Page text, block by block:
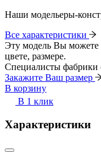
Наши модельеры-
Все характеристики
Эту модель Вы можете
цвете, размере.
Специалисты фабрики
Закажите Ваш размер
В корзину
В 1 клик
Характеристики